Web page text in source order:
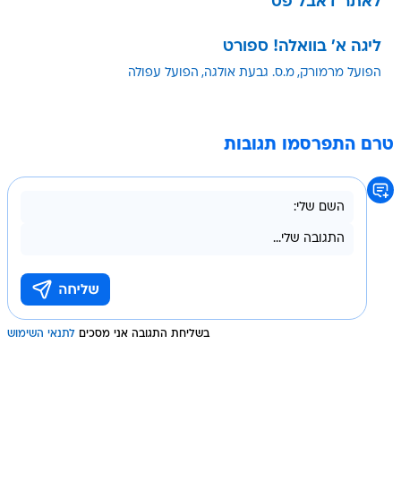
ליגה א' בוואלה! ספורט
הפועל מרמורק מ.ס. גבעת אולגה הפועל עפולה
טרם התפרסמו תגובות
בשליחת התגובה אני מסכים לתנאי השימוש